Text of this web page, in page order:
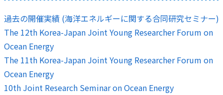
過去の開催実績 (海洋エネルギーに関する合同研究セミナー)
The 12th Korea-Japan Joint Young Researcher Forum on
Ocean Energy
The 11th Korea-Japan Joint Young Researcher Forum on
Ocean Energy
10th Joint Research Seminar on Ocean Energy